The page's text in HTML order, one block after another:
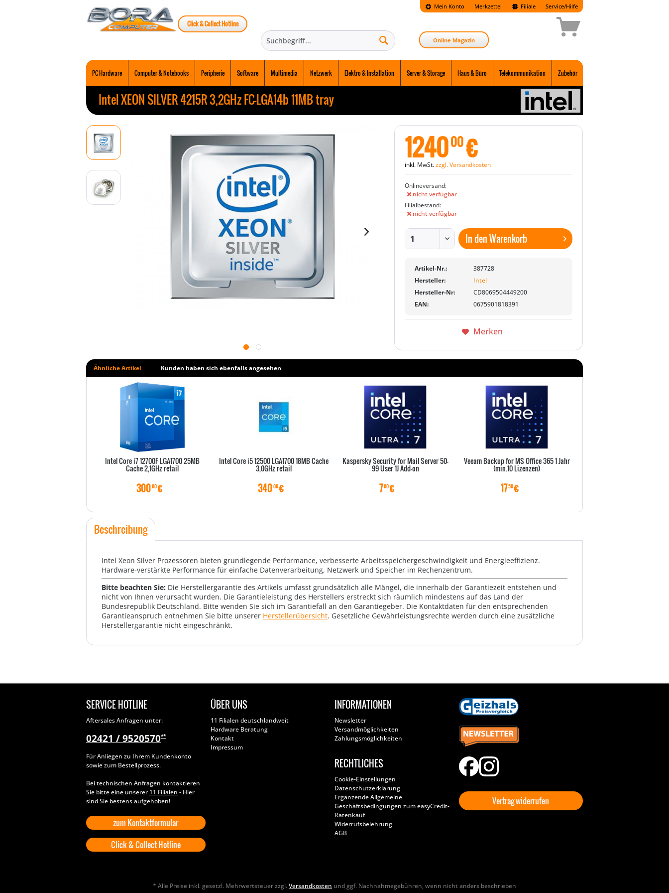
Mein Konto Merkzettel
Click & Collect Hotline
Filiale Service/Hilfe
Online Magazin
PC Hardware Computer & Notebooks Peripherie Software Multimedia Netzwerk Elektro & Installation Server & Storage Haus & Büro Telekommunikation Zubehör
Intel XEON SILVER 4215R 3,2GHz FC-LGA14b 11MB tray
124000€
inkl. MwSt.zzgl. Versandkosten
Onlineversand:
nicht verfügbar
Filialbestand:
nicht verfügbar
In denWarenkorb
Artikel-Nr.:
387728
Hersteller:
Intel
Hersteller-Nr:
CD8069504449200
EAN:
0675901818391
Merken
Ähnliche Artikel Kunden haben sich ebenfalls angesehen
Intel Core i7 12700F LGA1700 25MB
Cache 2,1GHz retail
30000€
Intel Core i5 12500 LGA1700 18MB Cache
3,0GHz retail
34000€
Kaspersky Security for Mail Server 50-
99 User 1J Add-on
700€
Veeam Backup for MS Office 365 1 Jahr
(min.10 Lizenzen)
1750€
Beschreibung
Intel Xeon Silver Prozessoren bieten grundlegende Performance, verbesserte Arbeitsspeichergeschwindigkeit und Energieeffizienz.
Hardware-verstärkte Performance für einfache Datenverarbeitung, Netzwerk und Speicher im Rechenzentrum.
Bitte beachten Sie: Die Herstellergarantie des Artikels umfasst grundsätzlich alle Mängel, die innerhalb der Garantiezeit entstehen und
nicht von Ihnen verursacht wurden. Die Garantieleistung des Herstellers erstreckt sich räumlich mindestens auf das Land der
Bundesrepublik Deutschland. Bitte wenden Sie sich im Garantiefall an den Garantiegeber. Die Kontaktdaten für den entsprechenden
Garantieanspruch entnehmen Sie bitte unserer Herstellerübersicht. Gesetzliche Gewährleistungsrechte werden durch eine zusätzliche
Herstellergarantie nicht eingeschränkt.
SERVICE HOTLINE
Aftersales Anfragen unter:
02421 / 9520570**
Für Anliegen zu Ihrem Kundenkonto
sowie zum Bestellprozess.
Bei technischen Anfragen kontaktieren
Sie bitte eine unserer 11 Filialen - Hier
sind Sie bestens aufgehoben!
zum Kontaktformular
Click & Collect Hotline
ÜBER UNS
11 Filialen deutschlandweit
Hardware Beratung
Kontakt
Impressum
INFORMATIONEN
Newsletter
Versandmöglichkeiten
Zahlungsmöglichkeiten
RECHTLICHES
Cookie-Einstellungen
Datenschutzerklärung
Ergänzende Allgemeine
Geschäftsbedingungen zum easyCredit-
Ratenkauf
Widerrufsbelehrung
AGB
Vertrag widerrufen
* Alle Preise inkl. gesetzl. Mehrwertsteuer zzgl.Versandkosten und ggf. Nachnahmegebühren, wenn nicht anders beschrieben